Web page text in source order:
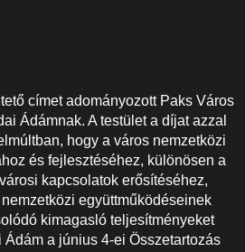
címet adományozott Paks Város
Ádámnak. A testület a díjat azzal
hogy a város nemzetközi
és fejlesztéséhez, különösen a
kapcsolatok erősítéséhez,
együttműködéseinek
kimagasló teljesítményeket
Ádám a június 4-ei Összetartozás